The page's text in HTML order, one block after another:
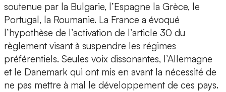
soutenue par la Bulgarie, l’Espagne la Grèce, le
Portugal, la Roumanie. La France a évoqué
l’hypothèse de l’activation de l’article 30 du
règlement visant à suspendre les régimes
préférentiels. Seules voix dissonantes, l’Allemagne
et le Danemark qui ont mis en avant la nécessité de
ne pas mettre à mal le développement de ces pays.